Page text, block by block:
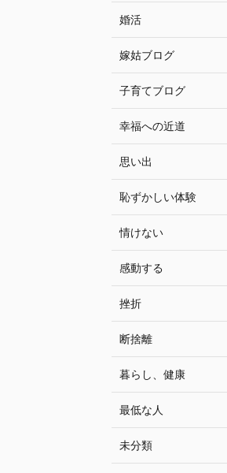
婚活
嫁姑ブログ
子育てブログ
幸福への近道
思い出
恥ずかしい体験
情けない
感動する
挫折
断捨離
暮らし、健康
最低な人
未分類